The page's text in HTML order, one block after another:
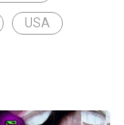
USA